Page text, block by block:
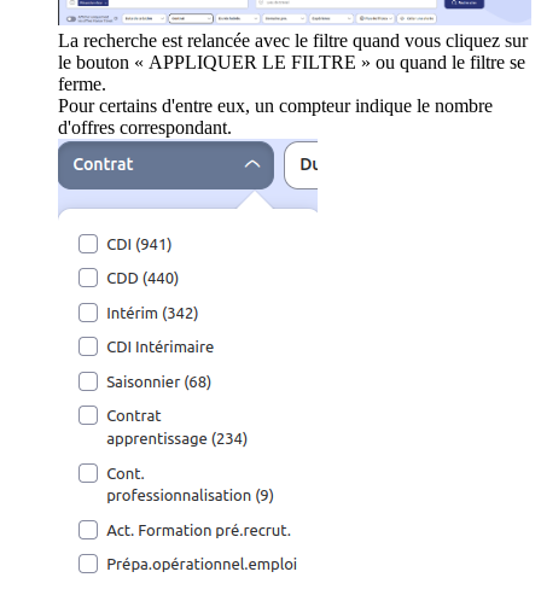
La recherche est relancée avec le filtre quand vous cliquez sur
le bouton « APPLIQUER LE FILTRE » ou quand le filtre se
ferme.
Pour certains d'entre eux, un compteur indique le nombre
d'offres correspondant.